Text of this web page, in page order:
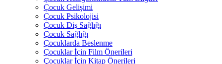
Çocuk Gelişimi
Çocuk Psikolojisi
Çocuk Diş Sağlığı
Çocuk Sağlığı
Çocuklarda Beslenme
Çocuklar İçin Film Önerileri
Çocuklar İçin Kitap Önerileri